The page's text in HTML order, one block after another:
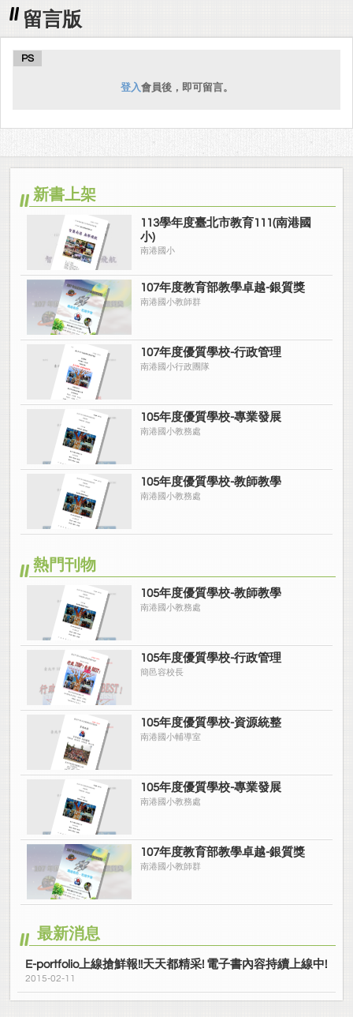
留言版
PS
登入會員後，即可留言。
新書上架
113學年度臺北市教育111(南港國
小)
南港國小
107年度教育部教學卓越-銀質獎
南港國小教師群
107年度優質學校-行政管理
南港國小行政團隊
105年度優質學校-專業發展
南港國小教務處
105年度優質學校-教師教學
南港國小教務處
熱門刊物
105年度優質學校-教師教學
南港國小教務處
105年度優質學校-行政管理
簡邑容校長
105年度優質學校-資源統整
南港國小輔導室
105年度優質學校-專業發展
南港國小教務處
107年度教育部教學卓越-銀質獎
南港國小教師群
最新消息
E-portfolio上線搶鮮報!!天天都精采! 電子書內容持續上線中!
2015-02-11